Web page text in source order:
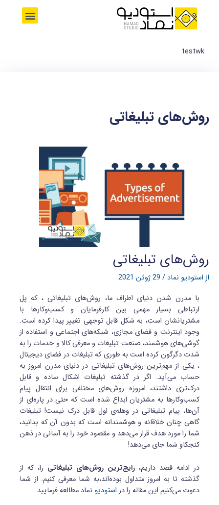
M
e
testwk
روش‌های تبلیغاتی
روش‌های تبلیغاتی
از استودیو نماد/ 29 ژوئن 2021
با مدرن شدن دنیای اطراف ما، روش‌‌های تبلیغاتی ، که پل
ارتباطی بسیار مهمی بین کارفرمایان و کسب‌وکارها با
مشتریانشان است، به شکل قابل توجهی تغییر پیدا کرده است.
وجود اینترنت و فضای مجازی، شبکه‌های اجتماعی و استفاده از
گوشی‌های هوشمند، صنعت تبلیغات و معرفی کالا و خدمات را به
شدت دگرگون کرده است به طوری که تبلیغات در فضای دیجیتال
، یکی از مهم‌ترین روش‌های تبلیغاتی در دنیای مدرن امروز به
حساب می‌آید. اگر در گذشته تبلیغات اشکال ساده و قابل
درک‌تری داشتند، امروزه روش‌های مختلفی برای انتقال پیام
کسب‌وکارها به مشتریان ابداع شده است که حتی در پاره‌ای از
آن‌ها، پیام تبلیغاتی در وهله‌ی اول قابل درک نیست! تبلیغات
گاهی چنان خلاقانه و هوشمندانه است که بدون آن که بدانید،
شما را مورد هدف قرار می‌دهد و مقصود خود را به آسانی در ذهن
کنجکاو شما جای می‌دهد!
در ادامه قصد داریم، رایج‌ترین روش‌های تبلیغاتی را، که از
گذشته تا به امروز متداول بوده‌اند،‌به شما معرفی کنیم. از شما
دعوت می‌کنیم این مقاله را در استودیو نمادمطالعه فرمایید.